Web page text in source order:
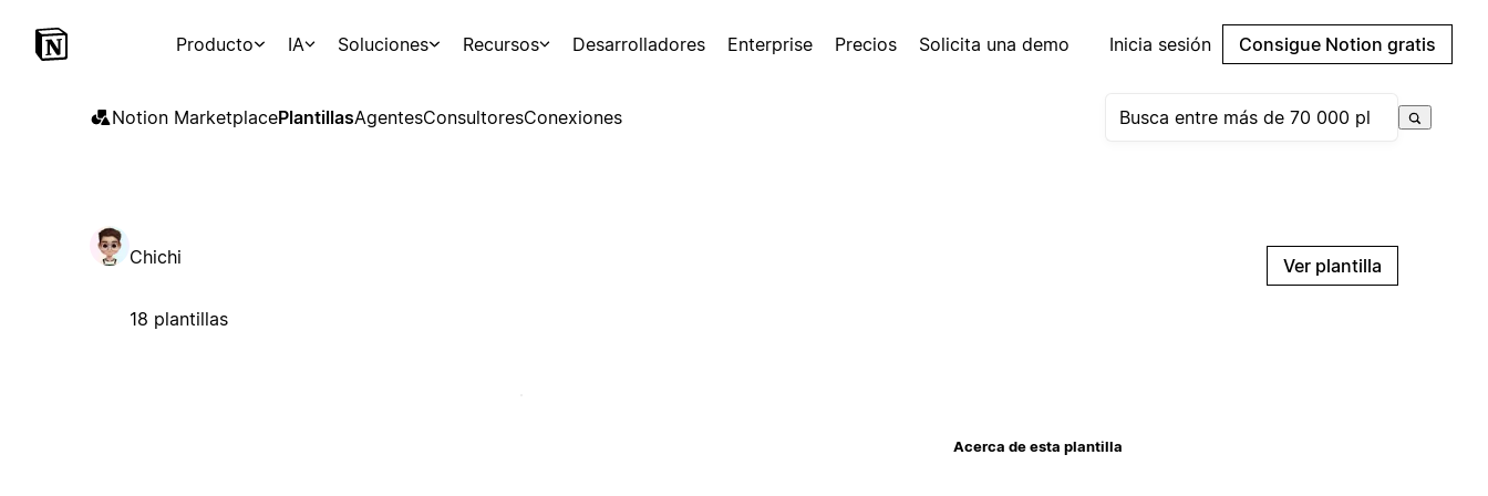
Producto IA Soluciones Recursos Desarrolladores Enterprise Precios Solicita una demo Inicia sesión Consigue Notion gratis
Notion MarketplacePlantillasAgentesConsultoresConexiones
Chichi
18 plantillas
Ver plantilla
Acerca de esta plantilla